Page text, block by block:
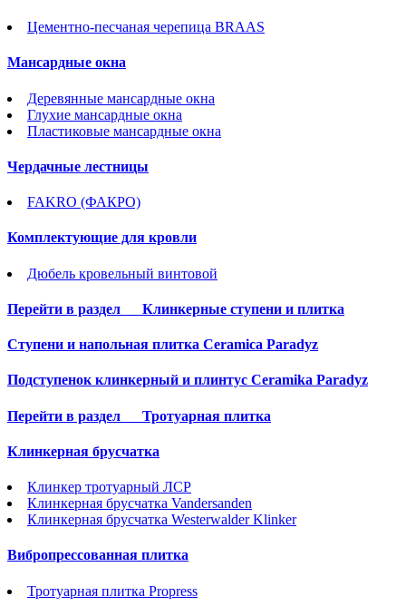
Цементно-песчаная черепица BRAAS
Мансардные окна
Деревянные мансардные окна
Глухие мансардные окна
Пластиковые мансардные окна
Чердачные лестницы
FAKRO (ФАКРО)
Комплектующие для кровли
Дюбель кровельный винтовой
Перейти в раздел Клинкерные ступени и плитка
Cтупени и напольная плитка Ceramica Paradyz
Подступенок клинкерный и плинтус Ceramika Paradyz
Перейти в раздел Тротуарная плитка
Клинкерная брусчатка
Клинкер тротуарный ЛСР
Клинкерная брусчатка Vandersanden
Клинкерная брусчатка Westerwalder Klinker
Вибропрессованная плитка
Тротуарная плитка Propress